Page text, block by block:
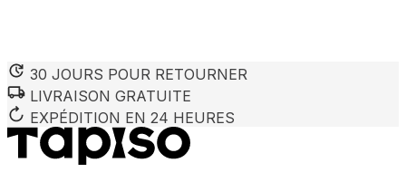
30 JOURS POUR RETOURNER
LIVRAISON GRATUITE
EXPÉDITION EN 24 HEURES
Nous utilisons des cookies pour personnaliser le contenu
partenaires peuvent combiner ces informations avec
utilisation de leurs services.